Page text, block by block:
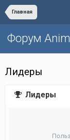
Главная
Форум
Лидеры
Лидеры